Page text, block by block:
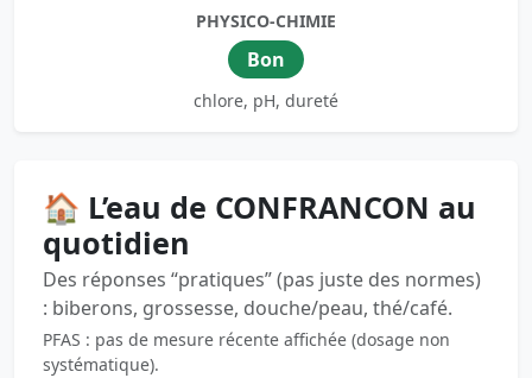
PHYSICO-CHIMIE
Bon
chlore, pH, dureté
🏠 L’eau de CONFRANCON au
quotidien
Des réponses “pratiques” (pas juste des normes)
: biberons, grossesse, douche/peau, thé/café.
PFAS : pas de mesure récente affichée (dosage non
systématique).